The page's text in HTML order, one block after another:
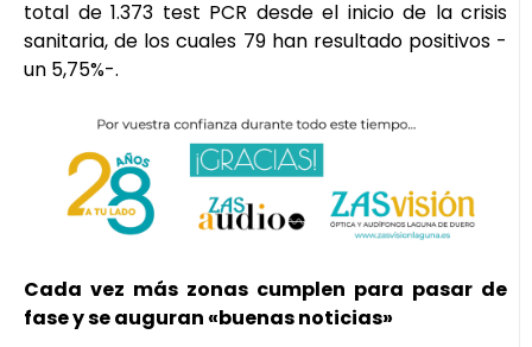
total de 1.373 test PCR desde el inicio de la crisis
sanitaria, de los cuales 79 han resultado positivos -
un 5,75%-.
Cada vez más zonas cumplen para pasar de
fase y se auguran «buenas noticias»